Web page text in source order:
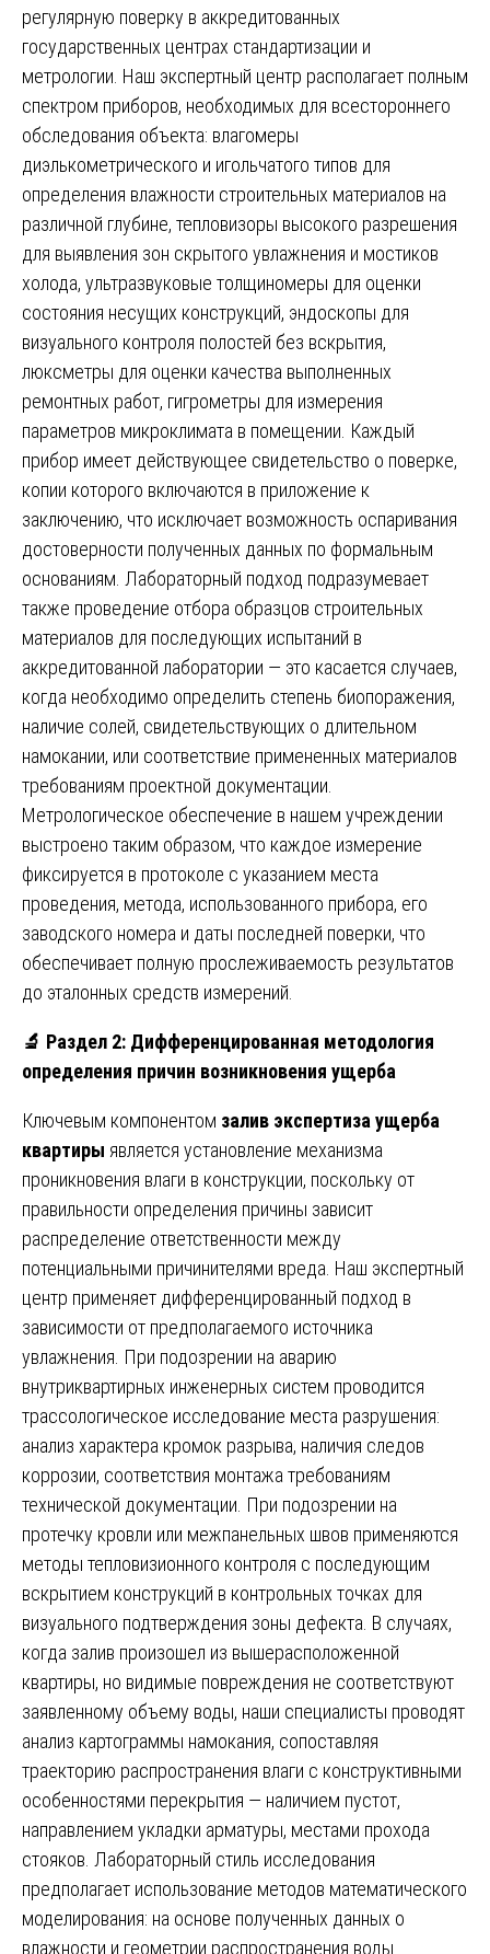
регулярную поверку в аккредитованных
государственных центрах стандартизации и
метрологии. Наш экспертный центр располагает полным
спектром приборов, необходимых для всестороннего
обследования объекта: влагомеры
диэлькометрического и игольчатого типов для
определения влажности строительных материалов на
различной глубине, тепловизоры высокого разрешения
для выявления зон скрытого увлажнения и мостиков
холода, ультразвуковые толщиномеры для оценки
состояния несущих конструкций, эндоскопы для
визуального контроля полостей без вскрытия,
люксметры для оценки качества выполненных
ремонтных работ, гигрометры для измерения
параметров микроклимата в помещении. Каждый
прибор имеет действующее свидетельство о поверке,
копии которого включаются в приложение к
заключению, что исключает возможность оспаривания
достоверности полученных данных по формальным
основаниям. Лабораторный подход подразумевает
также проведение отбора образцов строительных
материалов для последующих испытаний в
аккредитованной лаборатории — это касается случаев,
когда необходимо определить степень биопоражения,
наличие солей, свидетельствующих о длительном
намокании, или соответствие примененных материалов
требованиям проектной документации.
Метрологическое обеспечение в нашем учреждении
выстроено таким образом, что каждое измерение
фиксируется в протоколе с указанием места
проведения, метода, использованного прибора, его
заводского номера и даты последней поверки, что
обеспечивает полную прослеживаемость результатов
до эталонных средств измерений.
🔬 Раздел 2: Дифференцированная методология
определения причин возникновения ущерба
Ключевым компонентом залив экспертиза ущерба
квартиры является установление механизма
проникновения влаги в конструкции, поскольку от
правильности определения причины зависит
распределение ответственности между
потенциальными причинителями вреда. Наш экспертный
центр применяет дифференцированный подход в
зависимости от предполагаемого источника
увлажнения. При подозрении на аварию
внутриквартирных инженерных систем проводится
трассологическое исследование места разрушения:
анализ характера кромок разрыва, наличия следов
коррозии, соответствия монтажа требованиям
технической документации. При подозрении на
протечку кровли или межпанельных швов применяются
методы тепловизионного контроля с последующим
вскрытием конструкций в контрольных точках для
визуального подтверждения зоны дефекта. В случаях,
когда залив произошел из вышерасположенной
квартиры, но видимые повреждения не соответствуют
заявленному объему воды, наши специалисты проводят
анализ картограммы намокания, сопоставляя
траекторию распространения влаги с конструктивными
особенностями перекрытия — наличием пустот,
направлением укладки арматуры, местами прохода
стояков. Лабораторный стиль исследования
предполагает использование методов математического
моделирования: на основе полученных данных о
влажности и геометрии распространения воды